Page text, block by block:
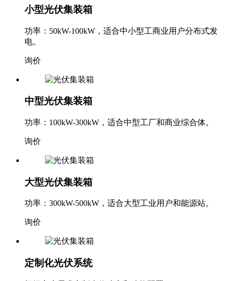
小型光伏集装箱
功率：50kW-100kW，适合中小型工商业用户分布式发
电。
询价
中型光伏集装箱
功率：100kW-300kW，适合中型工厂和商业综合体。
询价
大型光伏集装箱
功率：300kW-500kW，适合大型工业用户和能源站。
询价
定制化光伏系统